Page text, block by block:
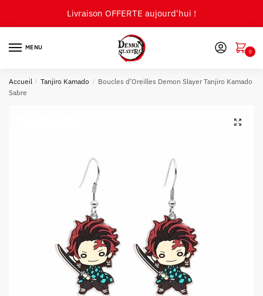
Livraison OFFERTE aujourd'hui !
MENU
0
Accueil / Tanjiro Kamado / Boucles d’Oreilles Demon Slayer Tanjiro Kamado
Sabre
🔍